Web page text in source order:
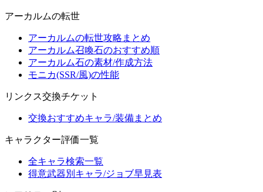
アーカルムの転世
アーカルムの転世攻略まとめ
アーカルム召喚石のおすすめ順
アーカルム石の素材/作成方法
モニカ(SSR/風)の性能
リンクス交換チケット
交換おすすめキャラ/装備まとめ
キャラクター評価一覧
全キャラ検索一覧
得意武器別キャラ/ジョブ早見表